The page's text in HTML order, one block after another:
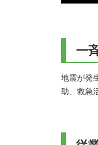
一
地震が発
助、救急